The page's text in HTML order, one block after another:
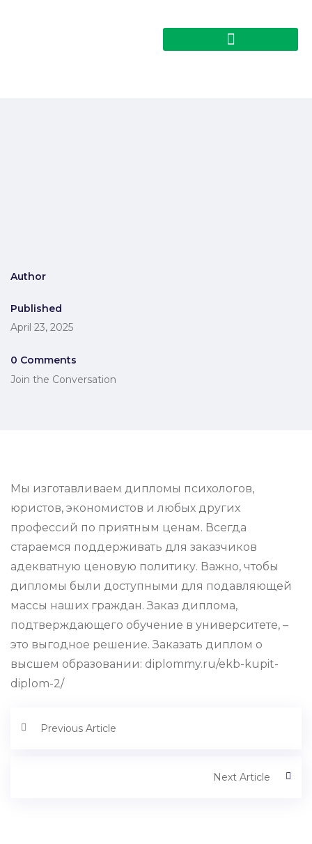
Author
Published
April 23, 2025
0 Comments
Join the Conversation
Мы изготавливаем дипломы психологов,
юристов, экономистов и любых других
профессий по приятным ценам. Всегда
стараемся поддерживать для заказчиков
адекватную ценовую политику. Важно, чтобы
дипломы были доступными для подавляющей
массы наших граждан. Заказ диплома,
подтверждающего обучение в университете, –
это выгодное решение. Заказать диплом о
высшем образовании: diplommy.ru/ekb-kupit-
diplom-2/
Previous Article
Next Article